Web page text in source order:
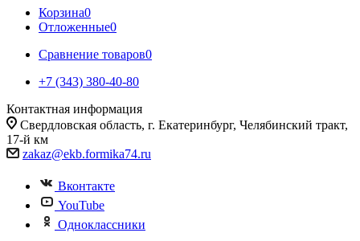
Корзина0
Отложенные0
Сравнение товаров0
+7 (343) 380-40-80
Контактная информация
Свердловская область, г. Екатеринбург, Челябинский тракт,
17-й км
zakaz@ekb.formika74.ru
Вконтакте
YouTube
Одноклассники